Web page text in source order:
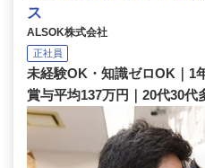
ス
ALSOK株式会社
正社員
未経験OK・知識ゼロOK｜1
賞与平均137万円｜20代30代